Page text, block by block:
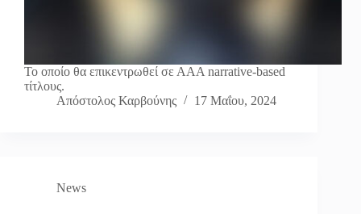
Το οποίο θα επικεντρωθεί σε ΑΑΑ narrative-based
τίτλους.
Απόστολος Καρβούνης
17 Μαΐου, 2024
News